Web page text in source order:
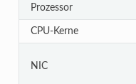
Prozessor
CPU-Kerne
NIC